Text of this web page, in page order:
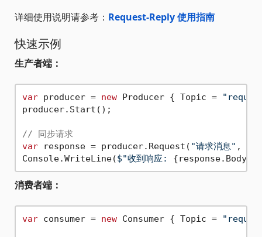
详细使用说明请参考： Request-Reply 使用指南
快速示例
生产者端：
var producer = new Producer { Topic =
producer.Start();
// 同步请求
var response = producer.Request( "请求消息" ,
Console.WriteLine($"收到响应:
消费者端：
var consumer = new Consumer { Topic =